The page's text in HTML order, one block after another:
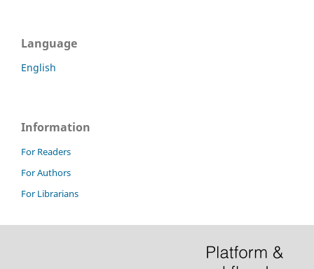
Language
English
Information
For Readers
For Authors
For Librarians